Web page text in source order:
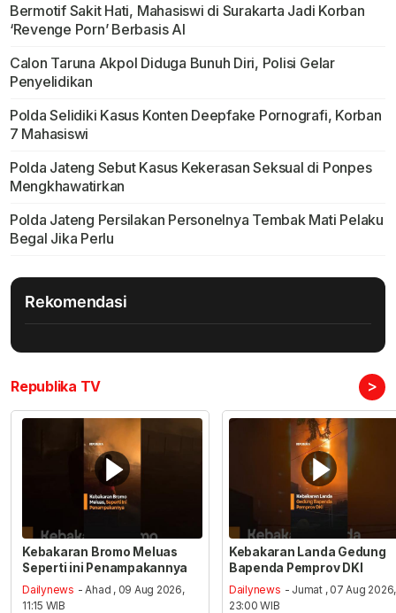
Bermotif Sakit Hati, Mahasiswi di Surakarta Jadi Korban
‘Revenge Porn’ Berbasis AI
Calon Taruna Akpol Diduga Bunuh Diri, Polisi Gelar
Penyelidikan
Polda Selidiki Kasus Konten Deepfake Pornografi, Korban
7 Mahasiswi
Polda Jateng Sebut Kasus Kekerasan Seksual di Ponpes
Mengkhawatirkan
Polda Jateng Persilakan Personelnya Tembak Mati Pelaku
Begal Jika Perlu
Rekomendasi
Republika TV >
Kebakaran Bromo Meluas
Seperti ini Penampakannya
Dailynews - Ahad , 09 Aug 2026,
11:15 WIB
Kebakaran Landa Gedung
Bapenda Pemprov DKI
Dailynews - Jumat , 07 Aug 2026,
23:00 WIB